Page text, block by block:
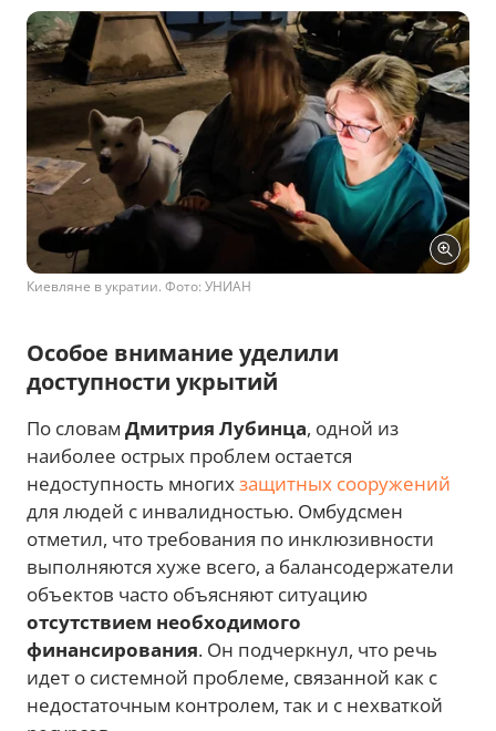
Киевляне в укратии. Фото: УНИАН
Особое внимание уделили
доступности укрытий
По словам Дмитрия Лубинца, одной из
наиболее острых проблем остается
недоступность многихзащитных сооружений
для людей с инвалидностью. Омбудсмен
отметил, что требования по инклюзивности
выполняются хуже всего, а балансодержатели
объектов часто объясняют ситуацию
отсутствием необходимого
финансирования. Он подчеркнул, что речь
идет о системной проблеме, связанной как с
недостаточным контролем, так и с нехваткой